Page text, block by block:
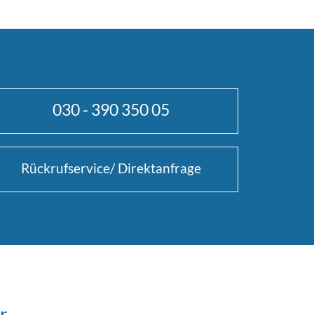
030 - 390 350 05
Rückrufservice/ Direktanfrage